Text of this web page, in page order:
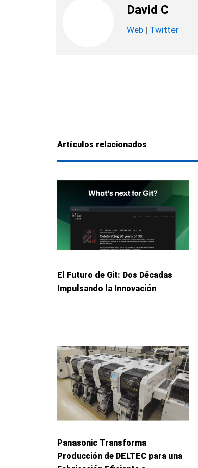
David C
Web| Twitter
Artículos relacionados
El Futuro de Git: Dos Décadas
Impulsando la Innovación
Panasonic Transforma
Producción de DELTEC para una